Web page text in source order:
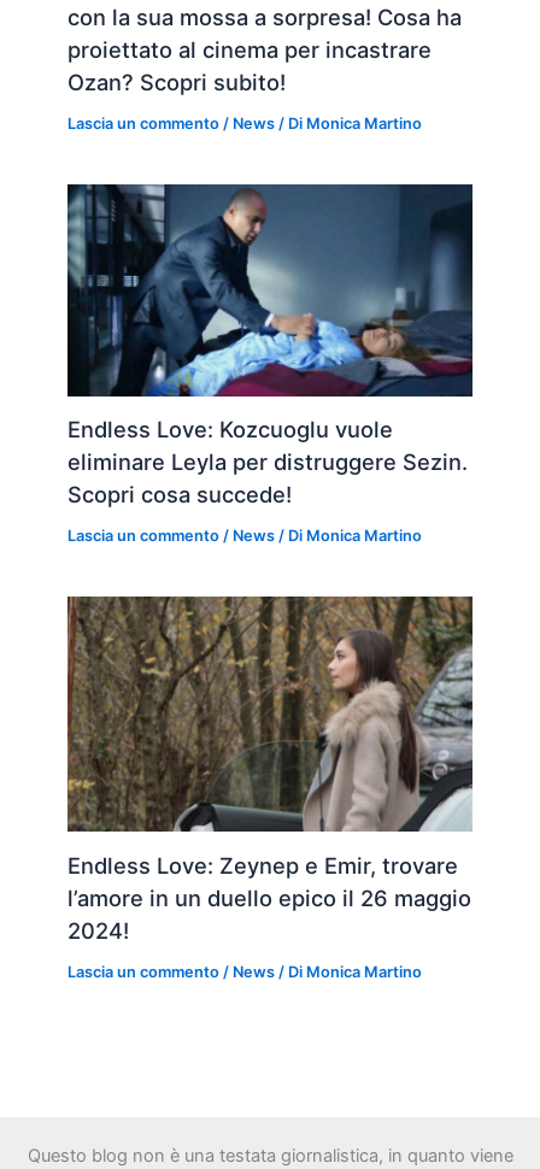
con la sua mossa a sorpresa! Cosa ha
proiettato al cinema per incastrare
Ozan? Scopri subito!
Lascia un commento / News / Di Monica Martino
Endless Love: Kozcuoglu vuole
eliminare Leyla per distruggere Sezin.
Scopri cosa succede!
Lascia un commento / News / Di Monica Martino
Endless Love: Zeynep e Emir, trovare
l’amore in un duello epico il 26 maggio
2024!
Lascia un commento / News / Di Monica Martino
Questo blog non è una testata giornalistica, in quanto viene